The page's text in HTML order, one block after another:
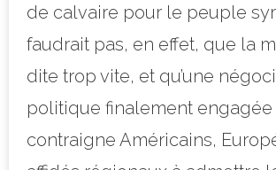
de calvaire pour le peuple
faudrait pas, en effet, que la
dite trop vite, et qu’une
politique finalement engagée
contraigne Américains,